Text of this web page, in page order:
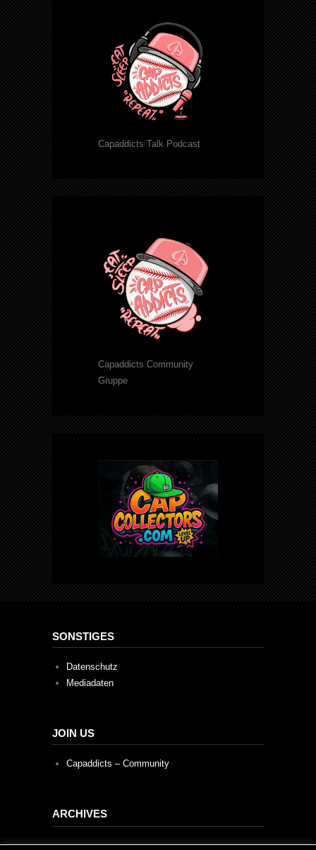
Capaddicts Talk Podcast
Capaddicts Community
Gruppe
SONSTIGES
Datenschutz
Mediadaten
JOIN US
Capaddicts – Community
ARCHIVES
Archives